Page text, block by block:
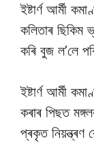
ইষ্টাৰ্ণ আৰ্মী
কলিতাৰ ছিকিম
কৰি বুজ ল’লে
ইষ্টাৰ্ণ আৰ্মী
কৰাৰ পিছত
প্ৰকৃত নিয়ন্ত্ৰণ